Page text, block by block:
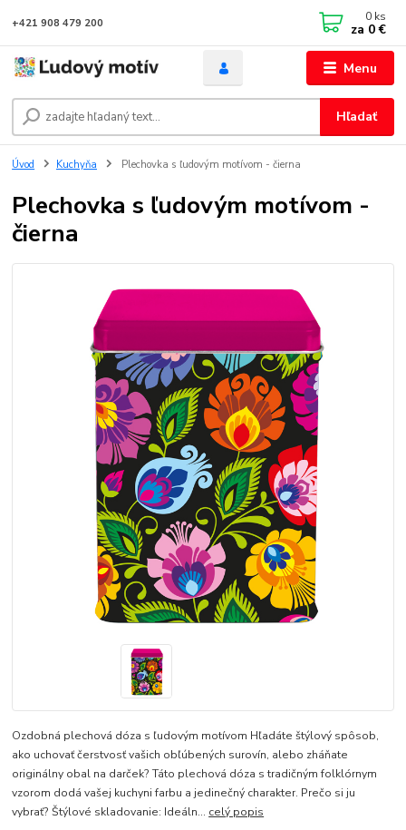
Menu
Hľadať
+421 908 479 200 0 ks
za 0 €
Úvod Kuchyňa Plechovka s ľudovým motívom - čierna
Plechovka s ľudovým motívom -
čierna
Ozdobná plechová dóza s ľudovým motívom Hľadáte štýlový spôsob,
ako uchovať čerstvosť vašich obľúbených surovín, alebo zháňate
originálny obal na darček? Táto plechová dóza s tradičným folklórnym
vzorom dodá vašej kuchyni farbu a jedinečný charakter. Prečo si ju
vybrať? Štýlové skladovanie: Ideáln... celý popis